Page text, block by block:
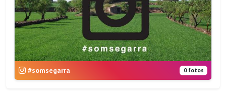
#somsegarra 0 fotos